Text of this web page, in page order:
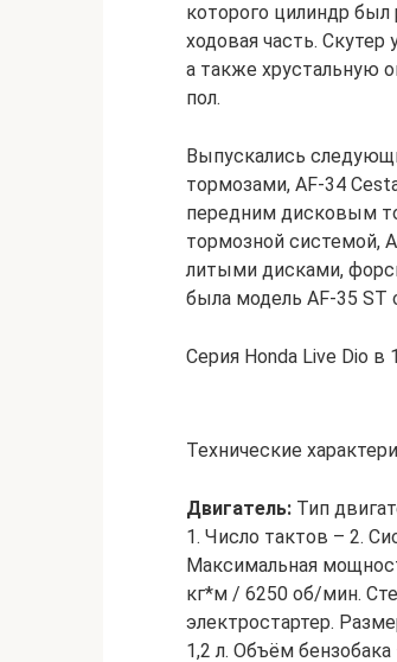
которого цилиндр был
ходовая часть.
а также хрустальную
пол.
Выпускались
тормозами, AF-34
передним дисковым
тормозной системой,
литыми дисками,
была модель AF-35 ST
Серия Honda Live Dio в
Технические
Двигатель: Тип
1. Число тактов – 2.
Максимальная
кг*м / 6250 об/мин.
электростартер.
1,2 л. Объём